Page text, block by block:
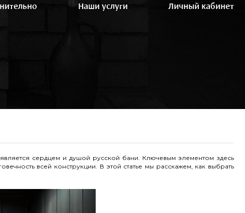
Наши услуги Личный кабинет
сердцем и душой русской бани. Ключевым элементом здесь
всей конструкции. В этой статье мы расскажем, как выбрать